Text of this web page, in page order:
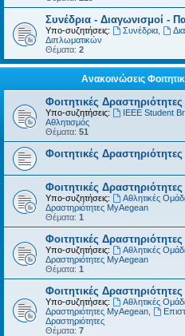
Συνέδρια - Διαγωνισμοί -
Υπο-συζητήσεις: Συνέδρια,
Διπλωματικών
Θέματα: 2
Ανακοινώσεις
Φοιτητικές
Υπο-συζητήσεις: IEEE Student
Αθλητισμός
Θέματα: 51
Φοιτητικές
Φοιτητικές
Υπο-συζητήσεις: Αθλητικές
Δραστηριότητες MyAegean
Θέματα: 1
Φοιτητικές
Υπο-συζητήσεις: Αθλητικές
Δραστηριότητες MyAegean
Θέματα: 1
Φοιτητικές
Υπο-συζητήσεις: Αθλητικές
Δραστηριότητες MyAegean
Δραστηριότητες
Θέματα: 7